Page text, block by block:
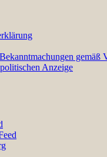
gemäß
Anzeige